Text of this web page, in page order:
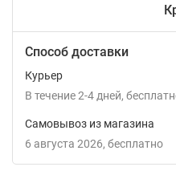
Способ доставки
Курьер
В течение2-4 дней
Самовывоз из магазина
6 августа 2026
Бесплатно